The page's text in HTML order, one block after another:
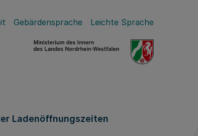
Gebärdensprache Leichte Sprache
Ladenöffnungszeiten